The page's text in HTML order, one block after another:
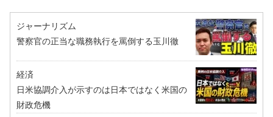
ジャーナリズム
警察官の正当な職務執行を罵倒する玉川徹
経済
日米協調介入が示すのは日本ではなく米国の
財政危機